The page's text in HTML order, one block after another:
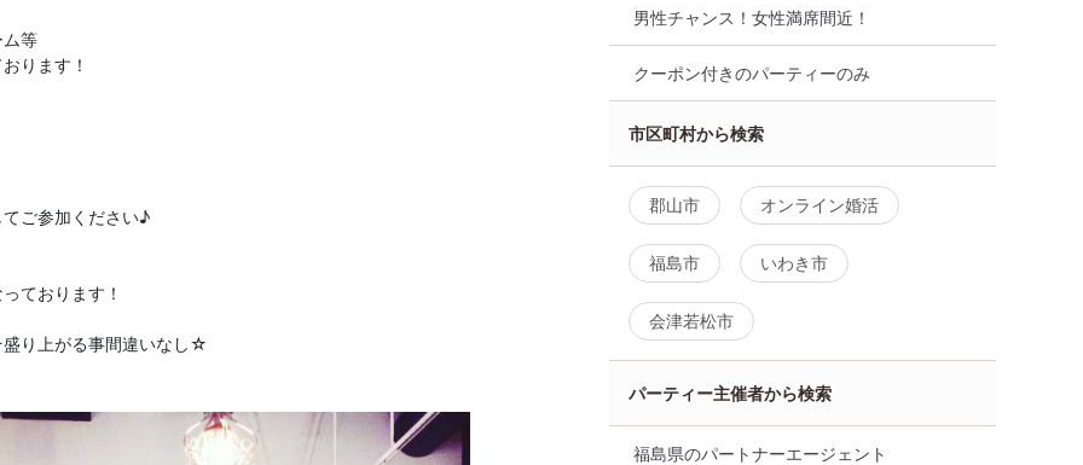
等
ります！
ご参加ください♪
ております！
盛り上がる事間違いなし☆
男性チャンス！女性満席間近！
クーポン付きのパーティーのみ
市区町村から検索
郡山市 オンライン婚活
福島市 いわき市
会津若松市
パーティー主催者から検索
福島県のパートナーエージェント